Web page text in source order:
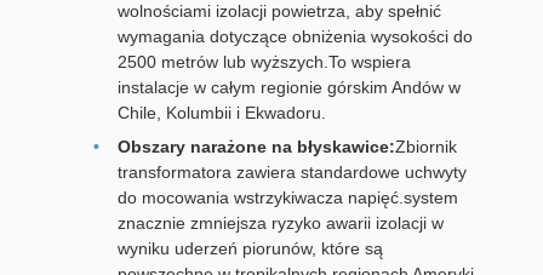
wolnościami izolacji powietrza, aby spełnić
wymagania dotyczące obniżenia wysokości do
2500 metrów lub wyższych.To wspiera
instalacje w całym regionie górskim Andów w
Chile, Kolumbii i Ekwadoru.
Obszary narażone na błyskawice:Zbiornik
transformatora zawiera standardowe uchwyty
do mocowania wstrzykiwacza napięć.system
znacznie zmniejsza ryzyko awarii izolacji w
wyniku uderzeń piorunów, które są